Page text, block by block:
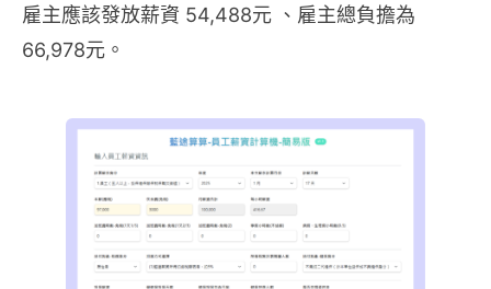
雇主應該發放薪資 54,488元 、雇主總負擔為
66,978元。